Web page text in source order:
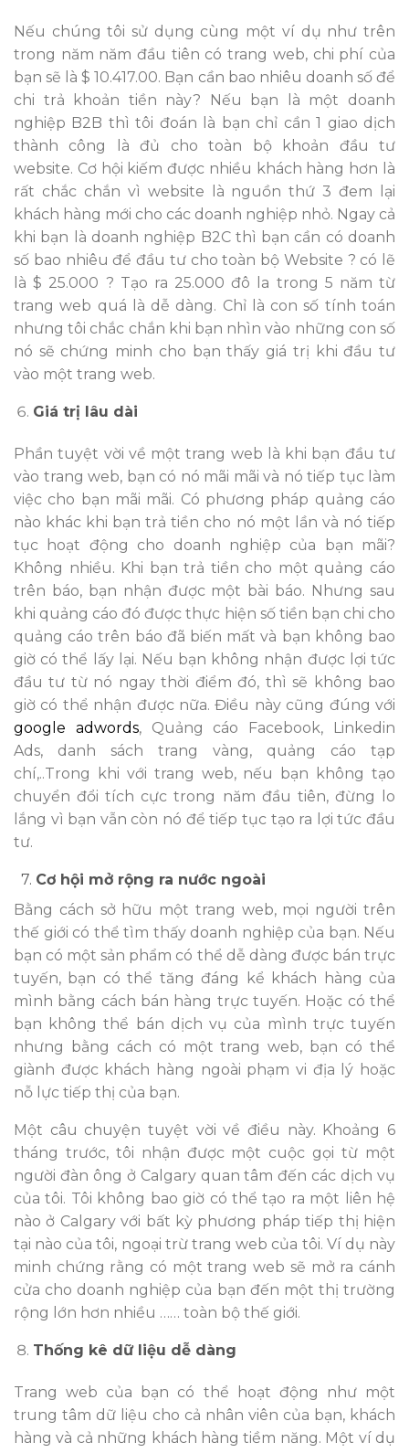
Nếu chúng tôi sử dụng cùng một ví dụ như trên
trong năm năm đầu tiên có trang web, chi phí của
bạn sẽ là $ 10.417.00. Bạn cần bao nhiêu doanh số để
chi trả khoản tiền này? Nếu bạn là một doanh
nghiệp B2B thì tôi đoán là bạn chỉ cần 1 giao dịch
thành công là đủ cho toàn bộ khoản đầu tư
website. Cơ hội kiếm được nhiều khách hàng hơn là
rất chắc chắn vì website là nguồn thứ 3 đem lại
khách hàng mới cho các doanh nghiệp nhỏ. Ngay cả
khi bạn là doanh nghiệp B2C thì bạn cần có doanh
số bao nhiêu để đầu tư cho toàn bộ Website ? có lẽ
là $ 25.000 ? Tạo ra 25.000 đô la trong 5 năm từ
trang web quá là dễ dàng. Chỉ là con số tính toán
nhưng tôi chắc chắn khi bạn nhìn vào những con số
nó sẽ chứng minh cho bạn thấy giá trị khi đầu tư
vào một trang web.
Giá trị lâu dài
Phần tuyệt vời về một trang web là khi bạn đầu tư
vào trang web, bạn có nó mãi mãi và nó tiếp tục làm
việc cho bạn mãi mãi. Có phương pháp quảng cáo
nào khác khi bạn trả tiền cho nó một lần và nó tiếp
tục hoạt động cho doanh nghiệp của bạn mãi?
Không nhiều. Khi bạn trả tiền cho một quảng cáo
trên báo, bạn nhận được một bài báo. Nhưng sau
khi quảng cáo đó được thực hiện số tiền bạn chi cho
quảng cáo trên báo đã biến mất và bạn không bao
giờ có thể lấy lại. Nếu bạn không nhận được lợi tức
đầu tư từ nó ngay thời điểm đó, thì sẽ không bao
giờ có thể nhận được nữa. Điều này cũng đúng với
google adwords, Quảng cáo Facebook, Linkedin
Ads, danh sách trang vàng, quảng cáo tạp
chí,..Trong khi với trang web, nếu bạn không tạo
chuyển đổi tích cực trong năm đầu tiên, đừng lo
lắng vì bạn vẫn còn nó để tiếp tục tạo ra lợi tức đầu
tư.
7. Cơ hội mở rộng ra nước ngoài
Bằng cách sở hữu một trang web, mọi người trên
thế giới có thể tìm thấy doanh nghiệp của bạn. Nếu
bạn có một sản phẩm có thể dễ dàng được bán trực
tuyến, bạn có thể tăng đáng kể khách hàng của
mình bằng cách bán hàng trực tuyến. Hoặc có thể
bạn không thể bán dịch vụ của mình trực tuyến
nhưng bằng cách có một trang web, bạn có thể
giành được khách hàng ngoài phạm vi địa lý hoặc
nỗ lực tiếp thị của bạn.
Một câu chuyện tuyệt vời về điều này. Khoảng 6
tháng trước, tôi nhận được một cuộc gọi từ một
người đàn ông ở Calgary quan tâm đến các dịch vụ
của tôi. Tôi không bao giờ có thể tạo ra một liên hệ
nào ở Calgary với bất kỳ phương pháp tiếp thị hiện
tại nào của tôi, ngoại trừ trang web của tôi. Ví dụ này
minh chứng rằng có một trang web sẽ mở ra cánh
cửa cho doanh nghiệp của bạn đến một thị trường
rộng lớn hơn nhiều …… toàn bộ thế giới.
Thống kê dữ liệu dễ dàng
Trang web của bạn có thể hoạt động như một
trung tâm dữ liệu cho cả nhân viên của bạn, khách
hàng và cả những khách hàng tiềm năng. Một ví dụ